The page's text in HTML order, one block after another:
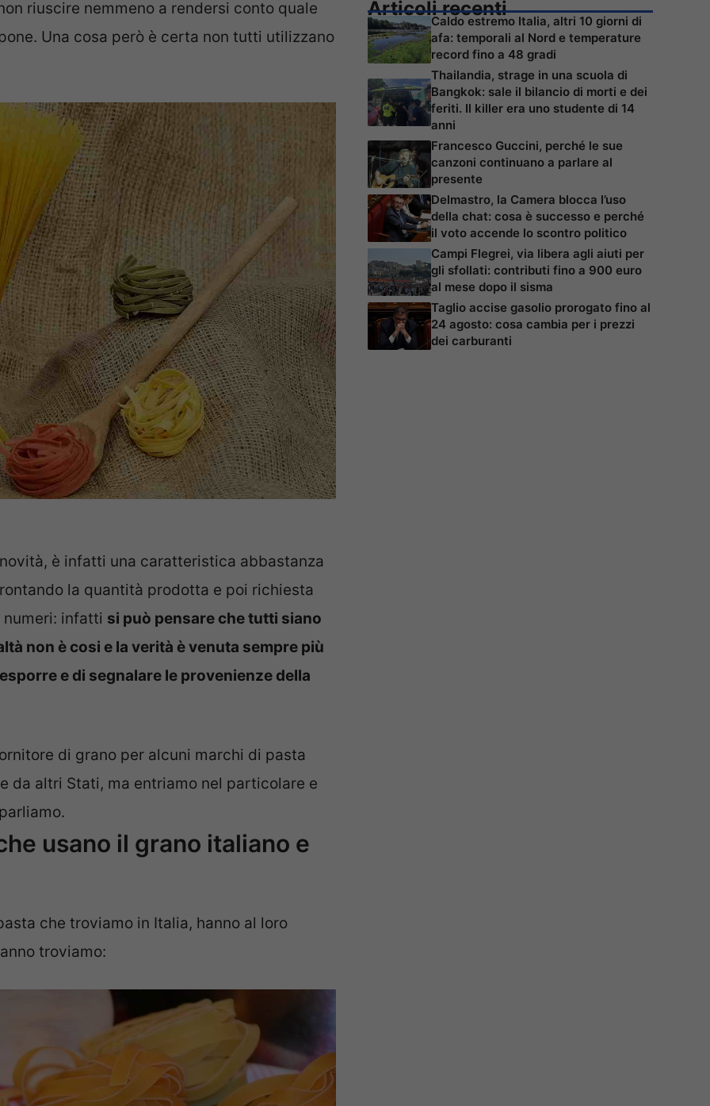
riuscire nemmeno a rendersi conto quale
Una cosa però è certa non tutti utilizzano
è infatti una caratteristica abbastanza
la quantità prodotta e poi richiesta
infatti si può pensare che tutti siano
non è cosi e la verità è venuta sempre più
e di segnalare le provenienze della
di grano per alcuni marchi di pasta
da altri Stati, ma entriamo nel particolare e
usano il grano italiano e
che troviamo in Italia, hanno al loro
troviamo:
Articoli recenti
Caldo estremo Italia, altri 10 giorni di
afa: temporali al Nord e temperature
record fino a 48 gradi
Thailandia, strage in una scuola di
Bangkok: sale il bilancio di morti e dei
feriti. Il killer era uno studente di 14
anni
Francesco Guccini, perché le sue
canzoni continuano a parlare al
presente
Delmastro, la Camera blocca l’uso
della chat: cosa è successo e perché
il voto accende lo scontro politico
Campi Flegrei, via libera agli aiuti per
gli sfollati: contributi fino a 900 euro
al mese dopo il sisma
Taglio accise gasolio prorogato fino al
24 agosto: cosa cambia per i prezzi
dei carburanti